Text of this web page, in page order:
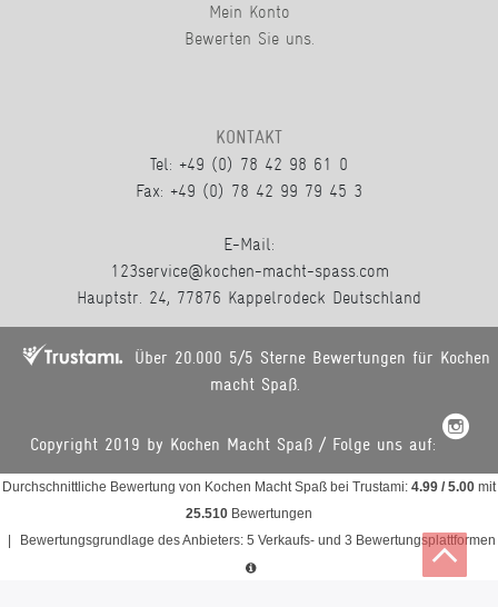
Mein Konto
Bewerten Sie uns.
KONTAKT
Tel: +49 (0) 78 42 98 61 0
Fax: +49 (0) 78 42 99 79 45 3
E-Mail:
123service@kochen-macht-spass.com
Hauptstr. 24, 77876 Kappelrodeck Deutschland
Über 20.000 5/5 Sterne Bewertungen für Kochen
macht Spaß.
Copyright 2019 by Kochen Macht Spaß / Folge uns auf:
Durchschnittliche Bewertung von Kochen Macht Spaß bei Trustami: 4.99 / 5.00 mit
25.510 Bewertungen
Bewertungsgrundlage des Anbieters: 5 Verkaufs- und 3 Bewertungsplattformen